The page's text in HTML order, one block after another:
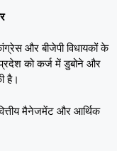
और बीजेपी विधायकों के
को कर्ज में डुबोने और
है।
मैनेजमेंट और आर्थिक